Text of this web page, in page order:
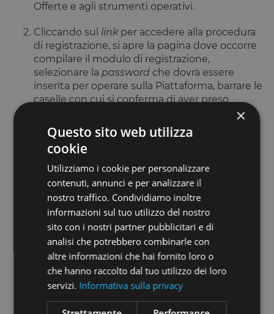
Offerte e agli strumenti operativi.
Cliccando sul linkper accedere alla procedura
di registrazione, si apre la pagina dove occorre
compilare il modulo di registrazione,
selezionare la password che dovrà essere
inserita per operare sulla Piattaforma, barrare le
caselle con cui si conferma di aver preso
visione e di aver compreso l’informativa sulla
privacy
, acconsentire all’invio della
da parte del Gestore confermando infine i dati
inseriti. Successivamente l’Utente riceverà
un’e-mail di conferma.
Tutti i dati personali forniti dagli Utenti in fase
di registrazione e durante l’utilizzo dei Servizi
saranno trattati da OPSTART nel rispetto del
Regolamento (UE) 679/2016 (c.d. GDPR) e del
Decreto Legislativo n. 196/2003 e s.m.i. (c.d.
Codice della Privacy) e secondo quanto
indicato nell’informativa sulla privacy
predisposta da OPSTART e disponibile
nell’apposita sezione del Sito.
×
Questo sito web utilizza
cookie
Utilizziamo i cookie per personalizzare
contenuti, annunci e per analizzare il
nostro traffico. Condividiamo inoltre
informazioni sul tuo utilizzo del nostro
sito con i nostri partner pubblicitari e di
analisi che potrebbero combinarle con
altre informazioni che hai fornito loro o
che hanno raccolto dal tuo utilizzo dei loro
servizi. Informativa sulla privacy